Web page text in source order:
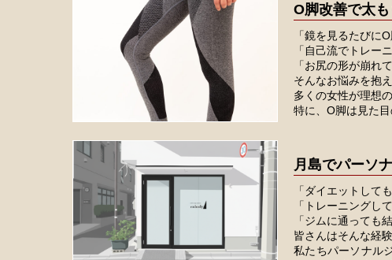
O脚改善で太
「鏡を見るたびに
「自己流でトレー
「お尻の形が崩れ
そんなお悩みを抱
多くの女性が理想
特に、O脚は見た
月島でパーソ
「ダイエットして
「トレーニングし
「ジムに通っても
皆さんはそんな経
私たちパーソナル